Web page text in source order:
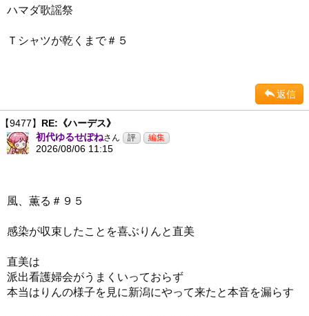
ハマダ歌謡祭
Ｔシャツが乾くまで＃５
返信
【9477】 RE:《ハーデス》
初代ゆるせぽねさん
2026/08/06 11:15
風、薫る＃９５
感染が収束したことを喜ぶりんと直美
直美は
派出看護婦会がうまくいっておらず
本当はりんの様子を見に新潟にやって来たと本音を漏らす